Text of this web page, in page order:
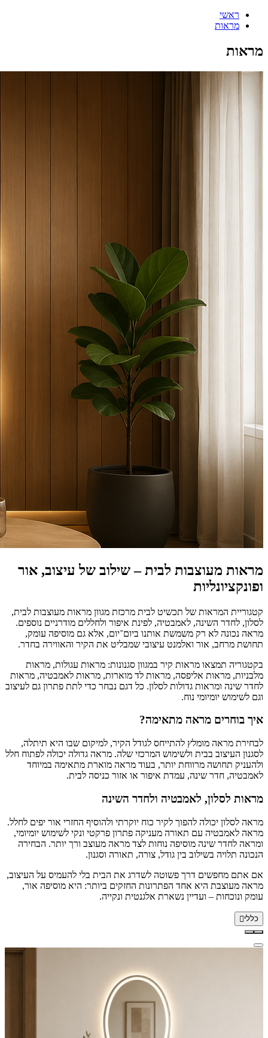
ראשי
מראות
מראות
מראות מעוצבות לבית – שילוב של עיצוב, אור
ופונקציונליות
קטגוריית המראות של תכשיט לבית מרכזת מגוון מראות מעוצבות לבית,
לסלון, לחדר השינה, לאמבטיה, לפינת איפור ולחללים מודרניים נוספים.
מראה נכונה לא רק משמשת אותנו ביום־יום, אלא גם מוסיפה עומק,
תחושת מרחב, אור ואלמנט עיצובי שמבליט את הקיר והאווירה בחדר.
בקטגוריה תמצאו מראות קיר במגוון סגנונות: מראות עגולות, מראות
מלבניות, מראות אליפסה, מראות לד מוארות, מראות לאמבטיה, מראות
לחדר שינה ומראות גדולות לסלון. כל דגם נבחר כדי לתת פתרון גם לעיצוב
וגם לשימוש יומיומי נוח.
איך בוחרים מראה מתאימה?
לבחירת מראה מומלץ להתייחס לגודל הקיר, למיקום שבו היא תיתלה,
לסגנון העיצוב בבית ולשימוש המרכזי שלה. מראה גדולה יכולה לפתוח חלל
ולהעניק תחושה מרווחת יותר, בעוד מראה מוארת מתאימה במיוחד
לאמבטיה, חדר שינה, עמדת איפור או אזור כניסה לבית.
מראות לסלון, לאמבטיה ולחדר השינה
מראה לסלון יכולה להפוך לקיר כוח יוקרתי ולהוסיף החזרי אור יפים לחלל.
מראה לאמבטיה עם תאורה מעניקה פתרון פרקטי ונקי לשימוש יומיומי,
ומראה לחדר שינה מוסיפה נוחות לצד מראה מעוצב ורך יותר. הבחירה
הנכונה תלויה בשילוב בין גודל, צורה, תאורה וסגנון.
אם אתם מחפשים דרך פשוטה לשדרג את הבית בלי להעמיס על העיצוב,
מראה מעוצבת היא אחד הפתרונות החזקים ביותר: היא מוסיפה אור,
עומק ונוכחות – ועדיין נשארת אלגנטית ונקייה.
כללי